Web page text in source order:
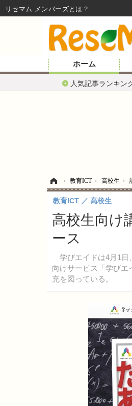
ホーム
人気記事ランキン
› 教育ICT › 高校生 ›
高校生向け
ース
学びエイドは4月1日
向けサービス「学びエ
充を図っている。
教育ICT 高校生
リセマム メンバーズ